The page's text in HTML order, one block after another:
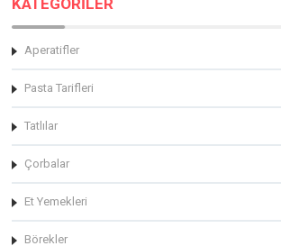
Aperatifler
Pasta Tarifleri
Tatlılar
Çorbalar
Et Yemekleri
Börekler